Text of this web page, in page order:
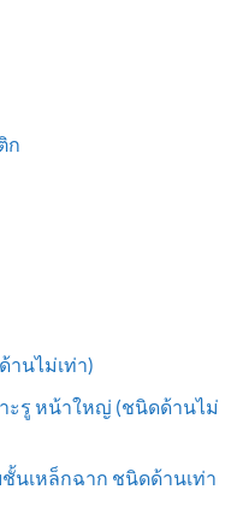
ก
านไม่เท่า)
ะรู หน้าใหญ่ (ชนิดด้านไม่
นเหล็กฉาก ชนิดด้านเท่า